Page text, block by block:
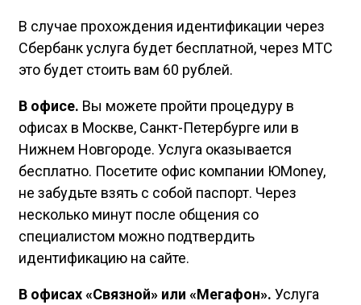
В случае прохождения идентификации через
Сбербанк услуга будет бесплатной, через МТС
это будет стоить вам 60 рублей.
В офисе. Вы можете пройти процедуру в
офисах в Москве, Санкт-Петербурге или в
Нижнем Новгороде. Услуга оказывается
бесплатно. Посетите офис компании ЮMoney,
не забудьте взять с собой паспорт. Через
несколько минут после общения со
специалистом можно подтвердить
идентификацию на сайте.
В офисах «Связной» или «Мегафон». Услуга